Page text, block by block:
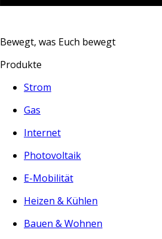
Bewegt, was Euch bewegt
Produkte
Strom
Gas
Internet
Photovoltaik
E-Mobilität
Heizen & Kühlen
Bauen & Wohnen